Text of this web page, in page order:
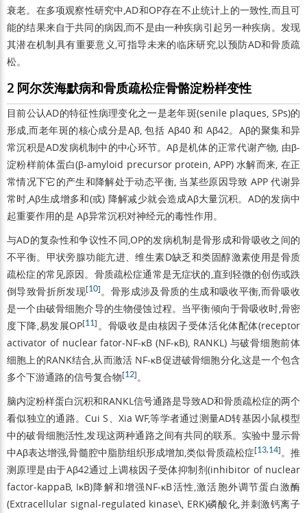
衰老。在多项观察性研究中,AD和OP存在不止统计上的一致性,而且可
能的结果来自于共同的病因,而不是由一种疾病引起另一种疾病。发现
其潜在机制具有重要意义,可指导未来的临床研究,以预防AD和骨质疏
松。
2 阿尔茨海默病和骨质疏松症骨骼淀粉样变性
目前公认AD的特征性病理变化之一是老年斑(senile plaques, SPs)的
形成,而老年斑的核心成分是Aβ, 包括 Aβ40 和 Aβ42。Aβ的聚集和异
常沉积是AD发病机制中的中心环节。Aβ是机体的正常代谢产物, 由β-
淀粉样前体蛋白(β-amyloid precursor protein, APP) 水解而来, 在正
常情况下它的产生和降解处于动态平衡, 当某些原因导致 APP 代谢异
常时,Aβ生成增多和(或) 降解减少就会造成Aβ大量沉积。AD的发病中
起重要作用的是 Aβ异常沉积对神经元的毒性作用。
与AD的复杂性和争议性不同,OP的发病机制是骨形成和骨吸收之间的
不平衡。甲状旁腺功能亢进、维生素D缺乏和类固醇激素使用是骨质
疏松症的常见原因。骨质疏松症通常是无症状的,直到轻微的创伤或跌
倒导致骨折所发现[10]。骨形成涉及骨质的生成和吸收平衡,而骨吸收
是一个由破骨细胞介导的生物侵蚀过程。当平衡倾向于骨吸收时,骨密
度下降,易发展OP[11] 。骨吸收是由核因子受体活化体配体(receptor
activator of nuclear fator-NF-κB (NF-κB), RANKL) 与破骨细胞前体
细胞上的RANK结合,从而激活 NF-κB促进破骨细胞分化,这是一个包含
多个下游通路的信号复合物[12]。
脑内淀粉样蛋白沉积和RANKL信号通路是导致AD和骨质疏松症的两个
看似独立的通路。Cui S、Xia WF,等学者通过测量AD转基因小鼠模型
中的破骨细胞活性,发现这两种通路之间有共同的联系。实验中显示骨
中Aβ表达增强,骨髓腔中脂肪组织形成增加,类似骨质疏松症[13,14]。推
测原理是由于Aβ42通过上调核因子受体抑制剂(inhibitor of nuclear
factor-kappaB, IκB)降解和增强NF-κB活性,激活胞外调节蛋白激酶
(Extracellular signal-regulated kinase\, ERK)磷酸化,并刺激钙离子